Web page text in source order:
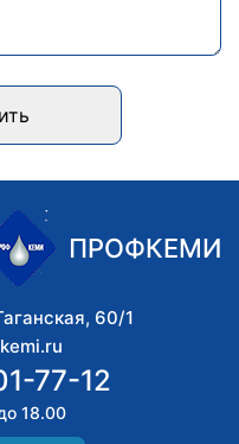
ПРОФКЕМИ
60/1
77-12
18.00